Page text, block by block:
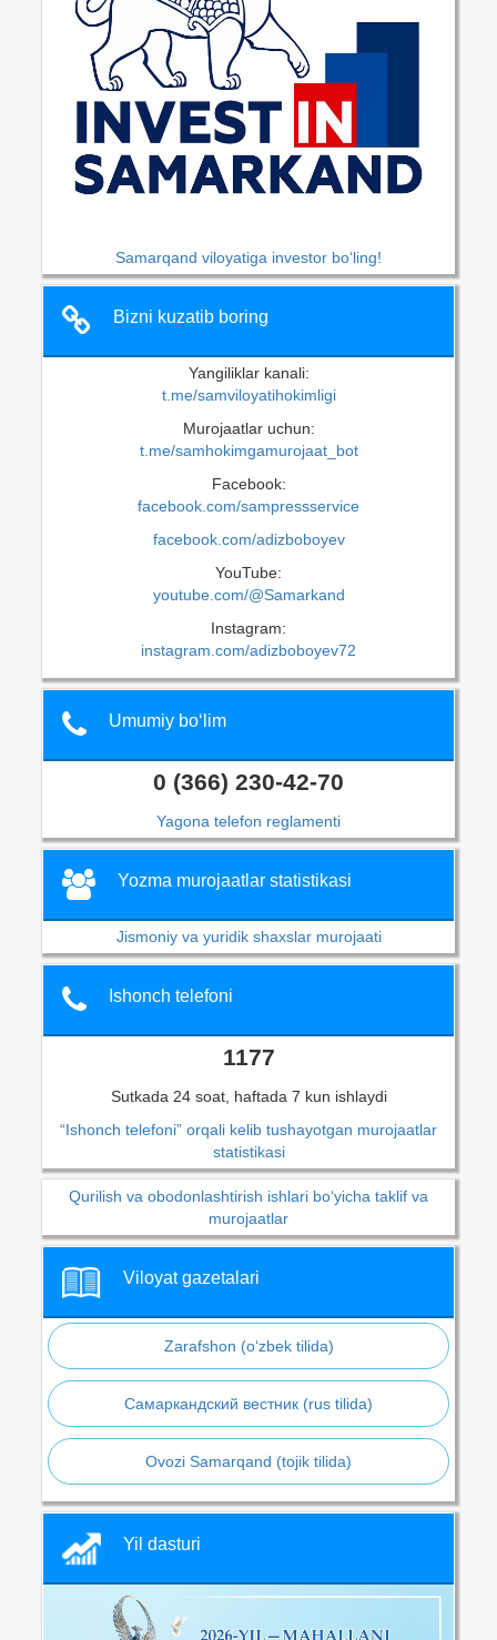
Samarqand viloyatiga investor bo‘ling!
Bizni kuzatib boring
Yangiliklar kanali:
t.me/samviloyatihokimligi
Murojaatlar uchun:
t.me/samhokimgamurojaat_bot
Facebook:
facebook.com/sampressservice
facebook.com/adizboboyev
YouTube:
youtube.com/@Samarkand
Instagram:
instagram.com/adizboboyev72
Umumiy bo‘lim
0 (366) 230-42-70
Yagona telefon reglamenti
Yozma murojaatlar statistikasi
Jismoniy va yuridik shaxslar murojaati
Ishonch telefoni
1177
Sutkada 24 soat, haftada 7 kun ishlaydi
“Ishonch telefoni” orqali kelib tushayotgan murojaatlar
statistikasi
Qurilish va obodonlashtirish ishlari bo‘yicha taklif va
murojaatlar
Viloyat gazetalari
Zarafshon (o‘zbek tilida)
Самаркандский вестник (rus tilida)
Ovozi Samarqand (tojik tilida)
Yil dasturi